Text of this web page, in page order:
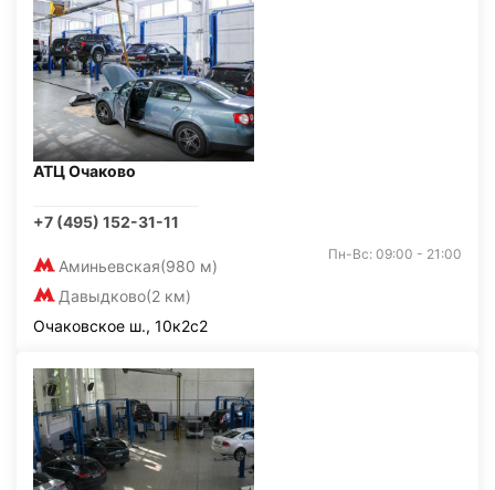
АТЦ Очаково
+7 (495) 152-31-11
Аминьевская(980 м)
Давыдково(2 км)
Пн-Вс: 09:00 - 21:00
Очаковское ш., 10к2с2